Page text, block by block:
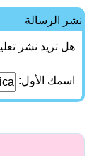
نشر الرسالة
هل تريد نشر
اسمك الأول: